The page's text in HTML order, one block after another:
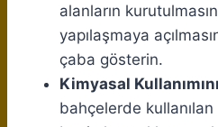
alanların
yapılaşmaya
çaba gösterin.
Kimyasal
bahçelerde